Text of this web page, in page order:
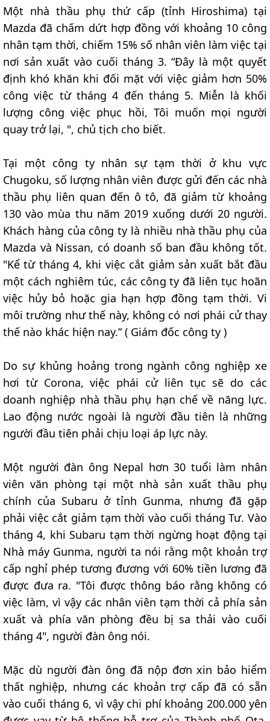
Một nhà thầu phụ thứ cấp (tỉnh Hiroshima) tại
Mazda đã chấm dứt hợp đồng với khoảng 10 công
nhân tạm thời, chiếm 15% số nhân viên làm việc tại
nơi sản xuất vào cuối tháng 3. “Đây là một quyết
định khó khăn khi đối mặt với việc giảm hơn 50%
công việc từ tháng 4 đến tháng 5. Miễn là khối
lượng công việc phục hồi, Tôi muốn mọi người
quay trở lại, ", chủ tịch cho biết.
Tại một công ty nhân sự tạm thời ở khu vực
Chugoku, số lượng nhân viên được gửi đến các nhà
thầu phụ liên quan đến ô tô, đã giảm từ khoảng
130 vào mùa thu năm 2019 xuống dưới 20 người.
Khách hàng của công ty là nhiều nhà thầu phụ của
Mazda và Nissan, có doanh số ban đầu không tốt.
"Kể từ tháng 4, khi việc cắt giảm sản xuất bắt đầu
một cách nghiêm túc, các công ty đã liên tục hoãn
việc hủy bỏ hoặc gia hạn hợp đồng tạm thời. Vi
môi trường như thế này, không có nơi phái cử thay
thế nào khác hiện nay.” ( Giám đốc công ty )
Do sự khủng hoảng trong ngành công nghiệp xe
hơi từ Corona, việc phái cử liên tục sẽ do các
doanh nghiệp nhà thầu phụ hạn chế về năng lực.
Lao động nước ngoài là người đầu tiên là những
người đầu tiên phải chịu loại áp lực này.
Một người đàn ông Nepal hơn 30 tuổi làm nhân
viên văn phòng tại một nhà sản xuất thầu phụ
chính của Subaru ở tỉnh Gunma, nhưng đã gặp
phải việc cắt giảm tạm thời vào cuối tháng Tư. Vào
tháng 4, khi Subaru tạm thời ngừng hoạt động tại
Nhà máy Gunma, người ta nói rằng một khoản trợ
cấp nghỉ phép tương đương với 60% tiền lương đã
được đưa ra. "Tôi được thông báo rằng không có
việc làm, vì vậy các nhân viên tạm thời cả phía sản
xuất và phía văn phòng đều bị sa thải vào cuối
tháng 4", người đàn ông nói.
Mặc dù người đàn ông đã nộp đơn xin bảo hiểm
thất nghiệp, nhưng các khoản trợ cấp đã có sẵn
vào cuối tháng 6, vì vậy chi phí khoảng 200.000 yên